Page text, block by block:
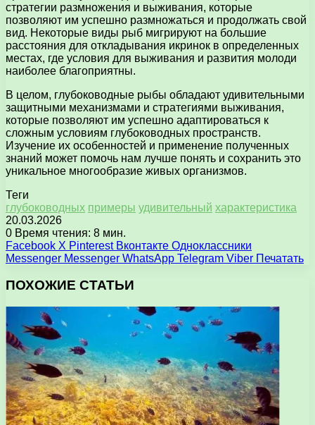
стратегии размножения и выживания, которые
позволяют им успешно размножаться и продолжать свой
вид. Некоторые виды рыб мигрируют на большие
расстояния для откладывания икринок в определенных
местах, где условия для выживания и развития молоди
наиболее благоприятны.
В целом, глубоководные рыбы обладают удивительными
защитными механизмами и стратегиями выживания,
которые позволяют им успешно адаптироваться к
сложным условиям глубоководных пространств.
Изучение их особенностей и применение полученных
знаний может помочь нам лучше понять и сохранить это
уникальное многообразие живых организмов.
Теги
глубоководных примеры удивительный характеристика
20.03.2026
0 Время чтения: 8 мин.
Facebook X Pinterest Вконтакте Одноклассники
Messenger Messenger WhatsApp Telegram Viber Печатать
ПОХОЖИЕ СТАТЬИ